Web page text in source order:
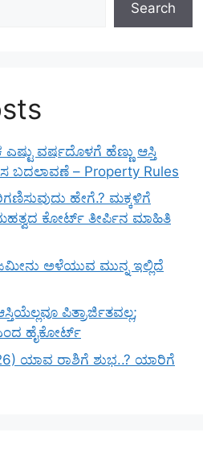
Search
ವರ್ಷದೊಳಗೆ ಹೆಣ್ಣು ಆಸ್ತಿ
ಬದಲಾವಣೆ – Property Rules
ಹೇಗೆ.? ಮಕ್ಕಳಿಗೆ
ಮಹತ್ವದ ಕೋರ್ಟ್ ತೀರ್ಪಿನ ಮಾಹಿತಿ
ಅಳೆಯುವ ಮುನ್ನ ಇಲ್ಲಿದೆ
ಪಿತ್ರಾರ್ಜಿತವಲ್ಲ;
ಎಂದ ಹೈಕೋರ್ಟ್
ಯಾವ ರಾಶಿಗೆ ಶುಭ..? ಯಾರಿಗೆ